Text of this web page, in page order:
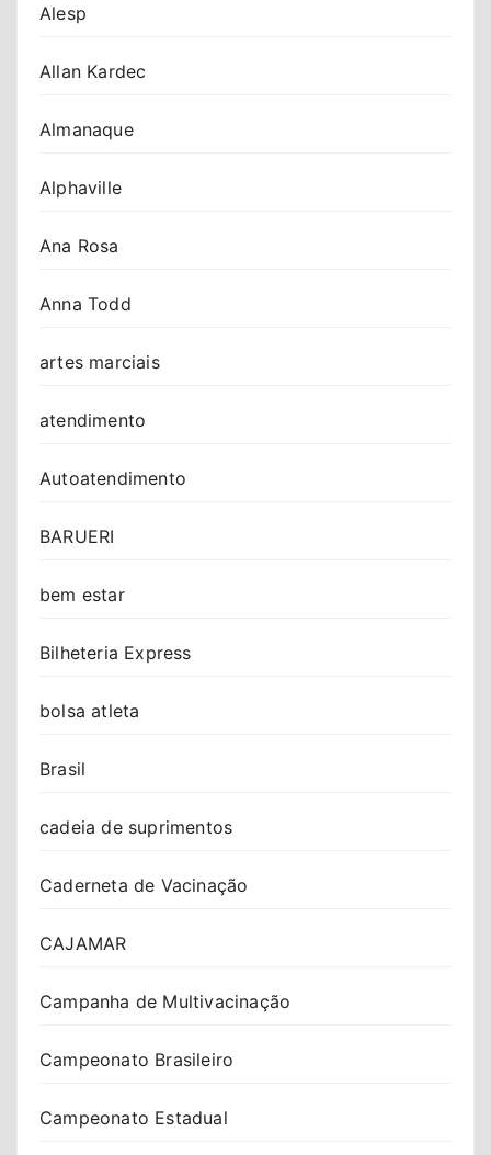
Alesp
Allan Kardec
Almanaque
Alphaville
Ana Rosa
Anna Todd
artes marciais
atendimento
Autoatendimento
BARUERI
bem estar
Bilheteria Express
bolsa atleta
Brasil
cadeia de suprimentos
Caderneta de Vacinação
CAJAMAR
Campanha de Multivacinação
Campeonato Brasileiro
Campeonato Estadual